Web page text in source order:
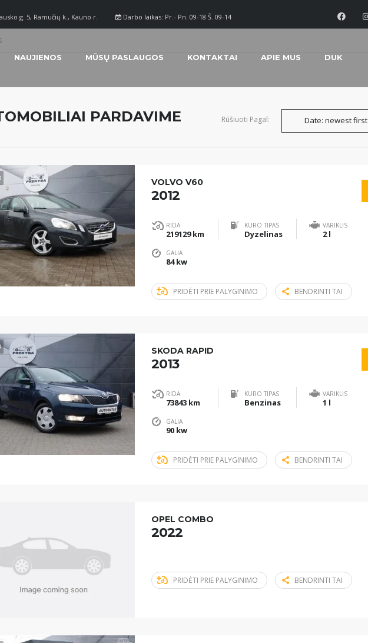
Darbo laikas: Pr.- Pn. 09-18 Š. 09-14
g. 5, Ramučių k., Kauno r.
NAUJIENOS MŪSŲ PASLAUGOS KONTAKTAI APIE MUS DUK
PARDAVIME Rūšiuoti Pagal: Date: newest first
VOLVO V60
2012
RIDA
219129 km
KURO TIPAS
Dyzelinas
VARIKLIS
2 l
GALIA
84 kw
PRIDĖTI PRIE PALYGINIMO BENDRINTI TAI
SKODA RAPID
2013
RIDA
73843 km
KURO TIPAS
Benzinas
VARIKLIS
1 l
GALIA
90 kw
PRIDĖTI PRIE PALYGINIMO BENDRINTI TAI
OPEL COMBO
2022
PRIDĖTI PRIE PALYGINIMO BENDRINTI TAI